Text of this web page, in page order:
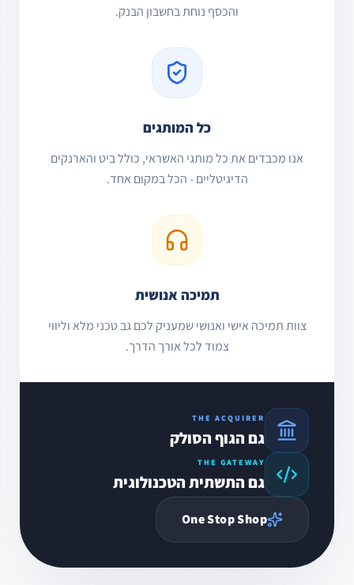
והכסף נוחת בחשבון הבנק.
כל המותגים
אנו מכבדים את כל מותגי האשראי, כולל ביט והארנקים
הדיגיטליים - הכל במקום אחד.
תמיכה אנושית
צוות תמיכה אישי ואנושי שמעניק לכם גב טכני מלא וליווי
צמוד לכל אורך הדרך.
THE ACQUIRER
גם הגוף הסולק
THE GATEWAY
גם התשתית הטכנולוגית
One Stop Shop